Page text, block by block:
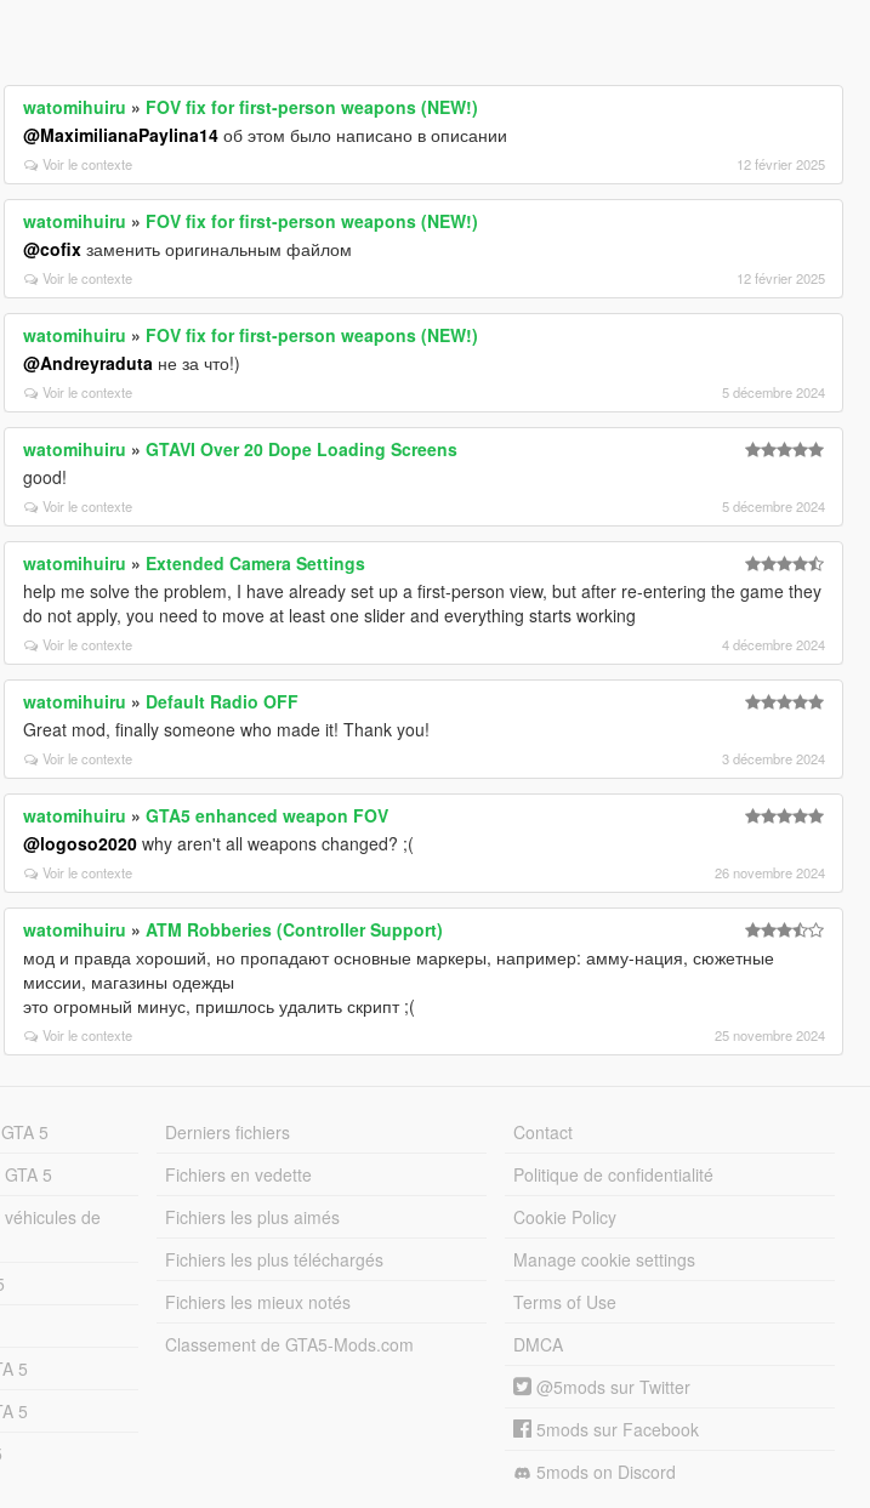
watomihuiru » FOV fix for first-person weapons (NEW!)
@MaximilianaPaylina14 об этом было написано в описании
Voir le contexte 12 février 2025
watomihuiru » FOV fix for first-person weapons (NEW!)
@cofix заменить оригинальным файлом
Voir le contexte 12 février 2025
watomihuiru » FOV fix for first-person weapons (NEW!)
@Andreyraduta не за что!)
Voir le contexte 5 décembre 2024
watomihuiru »GTAVI Over 20 Dope Loading Screens
good!
Voir le contexte 5 décembre 2024
watomihuiru » Extended Camera Settings
help me solve the problem, I have already set up a first-person view, but after re-entering the game they
do not apply, you need to move at least one slider and everything starts working
Voir le contexte 4 décembre 2024
watomihuiru » Default Radio OFF
Great mod, finally someone who made it! Thank you!
Voir le contexte 3 décembre 2024
watomihuiru »GTA5 enhanced weapon FOV
@logoso2020 why aren't all weapons changed? ;(
Voir le contexte 26 novembre 2024
watomihuiru »ATM Robberies (Controller Support)
мод и правда хороший, но пропадают основные маркеры, например: амму-нация, сюжетные
миссии, магазины одежды
это огромный минус, пришлось удалить скрипт ;(
Voir le contexte 25 novembre 2024
5
5
de
5
5
Derniers fichiers
Fichiers en vedette
Fichiers les plus aimés
Fichiers les plus téléchargés
Fichiers les mieux notés
Classement de GTA5-Mods.com
Contact
Politique de confidentialité
Cookie Policy
Manage cookie settings
Terms of Use
DMCA
@5mods sur Twitter
5mods sur Facebook
5mods on Discord